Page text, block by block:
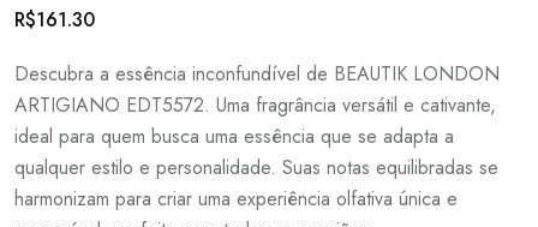
R$161.30
Descubra a essência inconfundível de BEAUTIK LONDON
ARTIGIANO EDT5572. Uma fragrância versátil e cativante,
ideal para quem busca uma essência que se adapta a
qualquer estilo e personalidade. Suas notas equilibradas se
harmonizam para criar uma experiência olfativa única e